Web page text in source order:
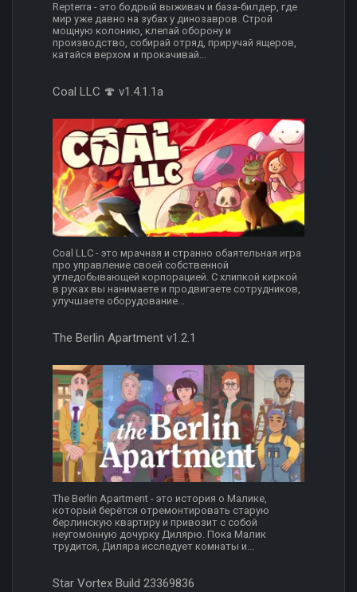
Repterra - это бодрый выживач и база-билдер, где
мир уже давно на зубах у динозавров. Строй
мощную колонию, клепай оборону и
производство, собирай отряд, приручай ящеров,
катайся верхом и прокачивай...
Coal LLC 🍄 v1.4.1.1a
Coal LLC - это мрачная и странно обаятельная игра
про управление своей собственной
угледобывающей корпорацией. С хлипкой киркой
в руках вы нанимаете и продвигаете сотрудников,
улучшаете оборудование...
The Berlin Apartment v1.2.1
The Berlin Apartment - это история о Малике,
который берётся отремонтировать старую
берлинскую квартиру и привозит с собой
неугомонную дочурку Дилярю. Пока Малик
трудится, Диляра исследует комнаты и...
Star Vortex Build 23369836